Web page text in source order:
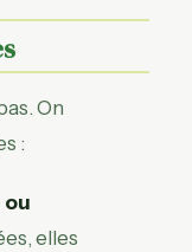
On
:
ou
elles